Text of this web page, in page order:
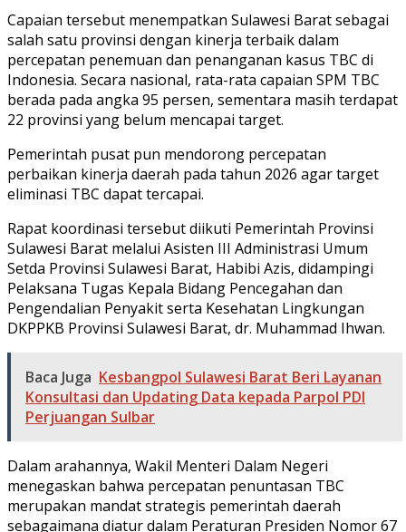
Capaian tersebut menempatkan Sulawesi Barat sebagai
salah satu provinsi dengan kinerja terbaik dalam
percepatan penemuan dan penanganan kasus TBC di
Indonesia. Secara nasional, rata-rata capaian SPM TBC
berada pada angka 95 persen, sementara masih terdapat
22 provinsi yang belum mencapai target.
Pemerintah pusat pun mendorong percepatan
perbaikan kinerja daerah pada tahun 2026 agar target
eliminasi TBC dapat tercapai.
Rapat koordinasi tersebut diikuti Pemerintah Provinsi
Sulawesi Barat melalui Asisten III Administrasi Umum
Setda Provinsi Sulawesi Barat, Habibi Azis, didampingi
Pelaksana Tugas Kepala Bidang Pencegahan dan
Pengendalian Penyakit serta Kesehatan Lingkungan
DKPPKB Provinsi Sulawesi Barat, dr. Muhammad Ihwan.
Baca Juga Kesbangpol Sulawesi Barat Beri Layanan
Konsultasi dan Updating Data kepada Parpol PDI
Perjuangan Sulbar
Dalam arahannya, Wakil Menteri Dalam Negeri
menegaskan bahwa percepatan penuntasan TBC
merupakan mandat strategis pemerintah daerah
sebagaimana diatur dalam Peraturan Presiden Nomor 67